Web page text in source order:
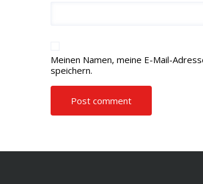
Meinen Namen, meine E-Mail-
speichern.